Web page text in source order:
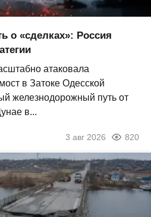
о «сделках»: Россия
атаковала
в Затоке Одесской
железнодорожный путь от
в...
3 авг 2026 820